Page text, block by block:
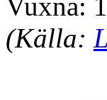
(Källa: